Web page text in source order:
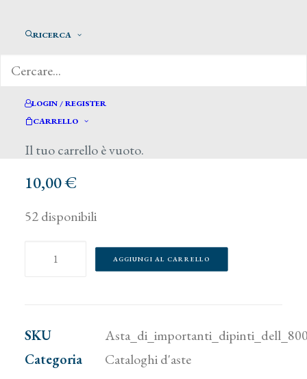
RICERCA
LOGIN / REGISTER
CARRELLO
Il tuo carrello è vuoto.
10,00€
52 disponibili
quantità
AGGIUNGI AL CARRELLO
SKU
Categoria
Cataloghi d'aste